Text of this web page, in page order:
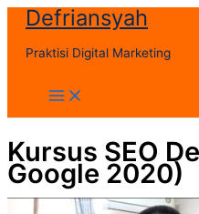
Skip
content
Defriansyah
Praktisi Digital Marketing
Main
Menu
Kursus SEO
Google 2020)